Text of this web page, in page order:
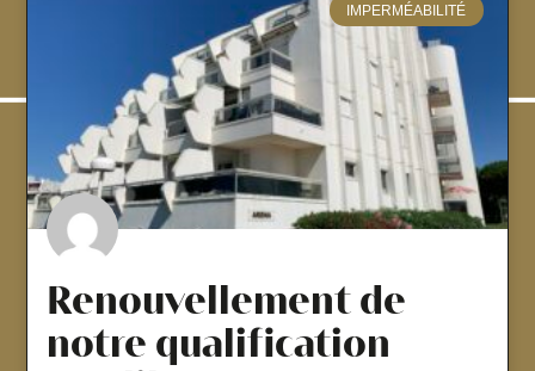
IMPERMÉABILITÉ
Renouvellement de
notre qualification